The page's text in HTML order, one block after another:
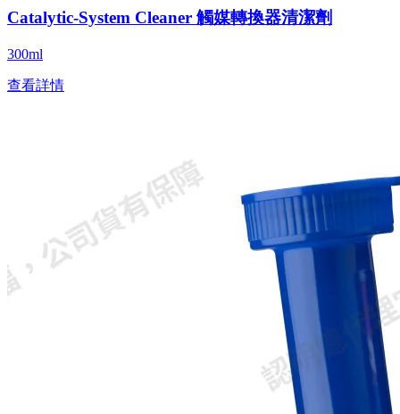
Catalytic-System Cleaner 觸媒轉換器清潔劑
300ml
查看詳情